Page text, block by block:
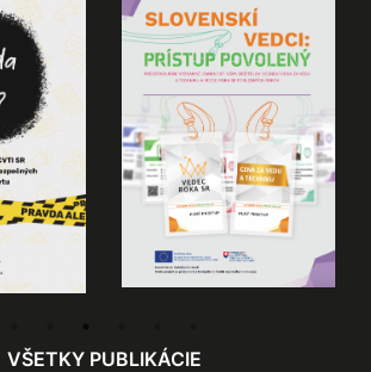
VŠETKY PUBLIKÁCIE